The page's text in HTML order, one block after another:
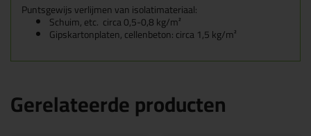
Puntsgewijs verlijmen van isolatimateriaal:
Schuim, etc. circa 0,5-0,8 kg/m²
Gipskartonplaten, cellenbeton: circa 1,5 kg/m²
Gerelateerde producten